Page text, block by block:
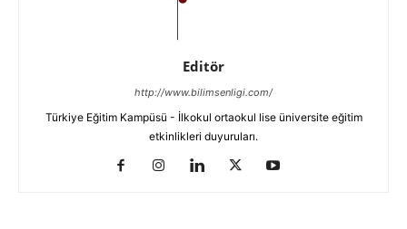
Editör
http://www.bilimsenligi.com/
Türkiye Eğitim Kampüsü - İlkokul ortaokul lise üniversite eğitim
etkinlikleri duyuruları.